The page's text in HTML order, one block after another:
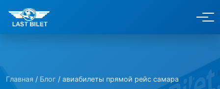
Главная / Блог / авиабилеты прямой рейс самара